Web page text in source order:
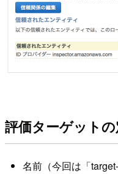
評価ターゲット
名前（今回は「